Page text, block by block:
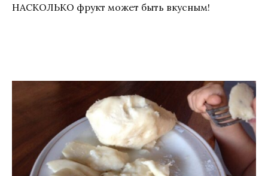
НАСКОЛЬКО фрукт может быть вкусным!